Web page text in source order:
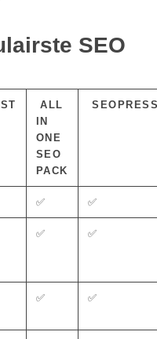
SEO
ALL
IN
ONE
SEO
PACK
✅ ✅
✅ ✅
✅ ✅